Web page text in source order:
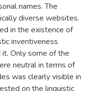
names. The
diverse websites.
in the existence of
inventiveness
Only some of the
neutral in terms of
was clearly visible in
on the linguistic